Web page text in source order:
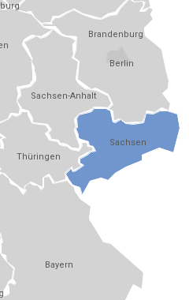
Berlin
Brandenburg
Sachsen-Anhalt
Sachsen
Thüringen
Bayern